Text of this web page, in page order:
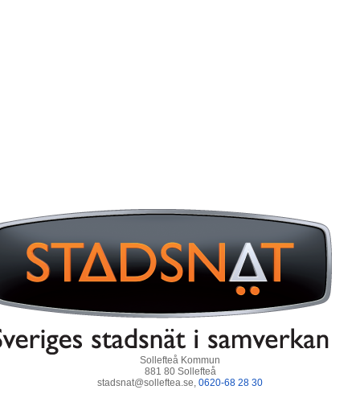
Sollefteå Kommun
881 80 Sollefteå
stadsnat@solleftea.se, 0620-68 28 30